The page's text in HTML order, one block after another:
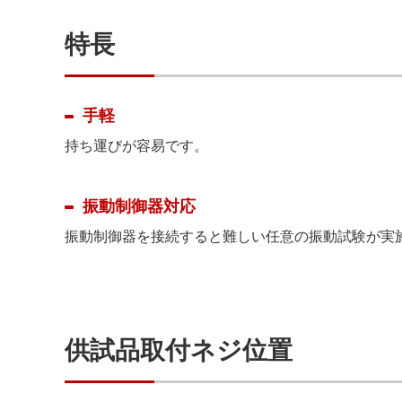
特長
手軽
持ち運びが容易です。
振動制御器対応
振動制御器を接続すると難しい任意の振動試験が実
供試品取付ネジ位置